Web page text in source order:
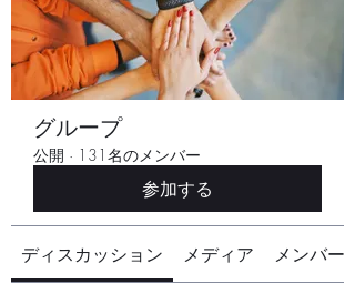
グループ
公開 · 131名のメンバー
参加する
ディスカッション メディア メンバー